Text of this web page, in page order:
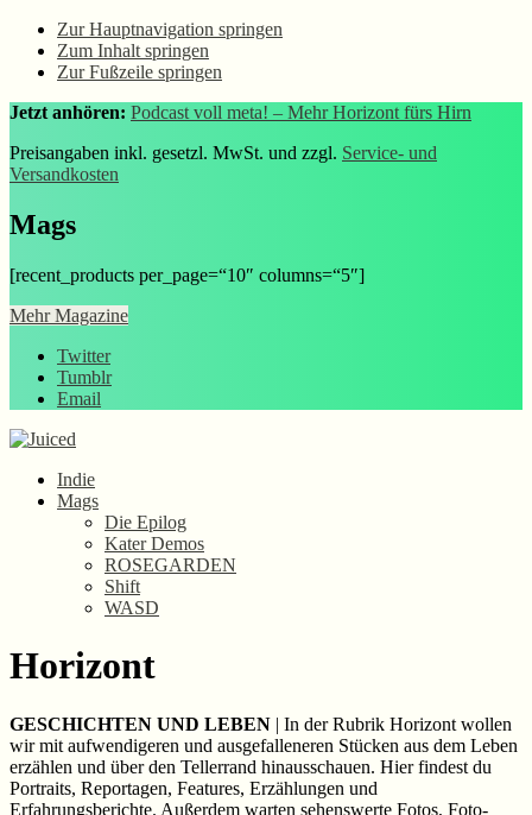
Zur Hauptnavigation springen
Zum Inhalt springen
Zur Fußzeile springen
Jetzt anhören: Podcast voll meta! – Mehr Horizont fürs Hirn
Preisangaben inkl. gesetzl. MwSt. und zzgl. Service- und
Versandkosten
Mags
[recent_products per_page=“10″ columns=“5″]
Mehr Magazine
Twitter
Tumblr
Email
Indie
Mags
Die Epilog
Kater Demos
ROSEGARDEN
Shift
WASD
Horizont
GESCHICHTEN UND LEBEN | In der Rubrik Horizont wollen
wir mit aufwendigeren und ausgefalleneren Stücken aus dem Leben
erzählen und über den Tellerrand hinausschauen. Hier findest du
Portraits, Reportagen, Features, Erzählungen und
Erfahrungsberichte. Außerdem warten sehenswerte Fotos, Foto-